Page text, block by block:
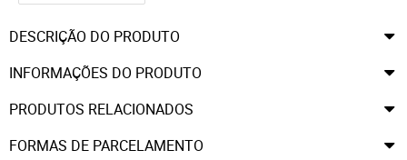
DESCRIÇÃO DO PRODUTO
INFORMAÇÕES DO PRODUTO
PRODUTOS RELACIONADOS
FORMAS DE PARCELAMENTO